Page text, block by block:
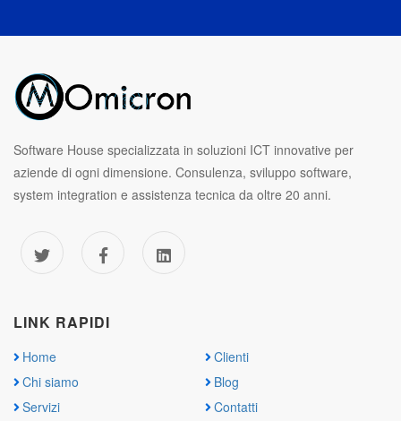
Software House specializzata in soluzioni ICT innovative per
aziende di ogni dimensione. Consulenza, sviluppo software,
system integration e assistenza tecnica da oltre 20 anni.
LINK RAPIDI
Home
Chi siamo
Servizi
Clienti
Blog
Contatti